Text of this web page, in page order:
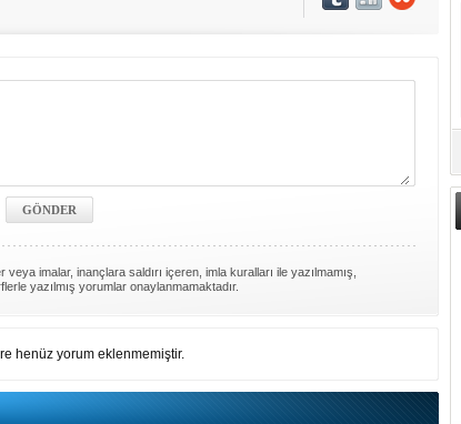
imalar, inançlara saldırı içeren, imla kuralları ile yazılmamış,
yazılmış yorumlar onaylanmamaktadır.
henüz yorum eklenmemiştir.